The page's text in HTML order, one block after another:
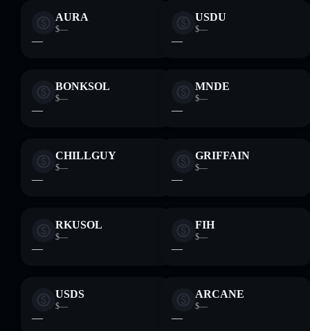
AURA
$—
—
USDU
$—
—
BONKSOL
$—
—
MNDE
$—
—
CHILLGUY
$—
—
GRIFFAIN
$—
—
RKUSOL
$—
—
FIH
$—
—
USDS
$—
—
ARCANE
$—
—